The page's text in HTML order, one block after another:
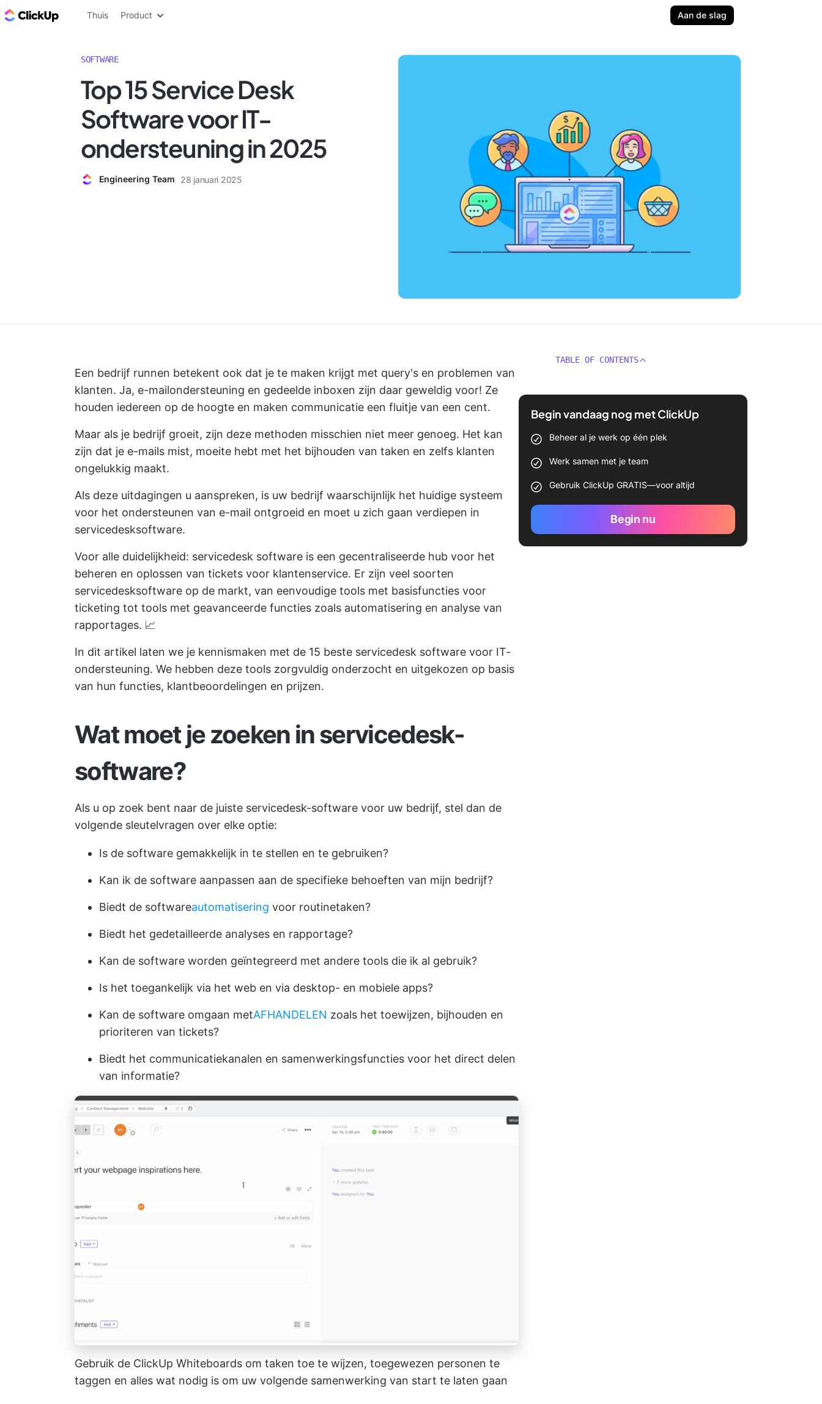
ClickUp Blog
Thuis Product Aan de slag
SOFTWARE
Top 15 Service Desk
Software voor IT-
ondersteuning in 2025
Engineering Team 28 januari 2025
Een bedrijf runnen betekent ook dat je te maken krijgt met query's en problemen van
klanten. Ja, e-mailondersteuning en gedeelde inboxen zijn daar geweldig voor! Ze
houden iedereen op de hoogte en maken communicatie een fluitje van een cent.
Maar als je bedrijf groeit, zijn deze methoden misschien niet meer genoeg. Het kan
zijn dat je e-mails mist, moeite hebt met het bijhouden van taken en zelfs klanten
ongelukkig maakt.
Als deze uitdagingen u aanspreken, is uw bedrijf waarschijnlijk het huidige systeem
voor het ondersteunen van e-mail ontgroeid en moet u zich gaan verdiepen in
servicedesksoftware.
Voor alle duidelijkheid: servicedesk software is een gecentraliseerde hub voor het
beheren en oplossen van tickets voor klantenservice. Er zijn veel soorten
servicedesksoftware op de markt, van eenvoudige tools met basisfuncties voor
ticketing tot tools met geavanceerde functies zoals automatisering en analyse van
rapportages. 📈
In dit artikel laten we je kennismaken met de 15 beste servicedesk software voor IT-
ondersteuning. We hebben deze tools zorgvuldig onderzocht en uitgekozen op basis
van hun functies, klantbeoordelingen en prijzen.
Wat moet je zoeken in servicedesk-
software?
Als u op zoek bent naar de juiste servicedesk-software voor uw bedrijf, stel dan de
volgende sleutelvragen over elke optie:
Is de software gemakkelijk in te stellen en te gebruiken?
Kan ik de software aanpassen aan de specifieke behoeften van mijn bedrijf?
Biedt de softwareautomatisering voor routinetaken?
Biedt het gedetailleerde analyses en rapportage?
Kan de software worden geïntegreerd met andere tools die ik al gebruik?
Is het toegankelijk via het web en via desktop- en mobiele apps?
Kan de software omgaan metAFHANDELEN zoals het toewijzen, bijhouden en
prioriteren van tickets?
Biedt het communicatiekanalen en samenwerkingsfuncties voor het direct delen
van informatie?
Gebruik de ClickUp Whiteboards om taken toe te wijzen, toegewezen personen te
taggen en alles wat nodig is om uw volgende samenwerking van start te laten gaan
TABLE OF CONTENTS
Begin vandaag nog met ClickUp
Beheer al je werk op één plek
Werk samen met je team
Gebruik ClickUp GRATIS—voor altijd
Begin nu